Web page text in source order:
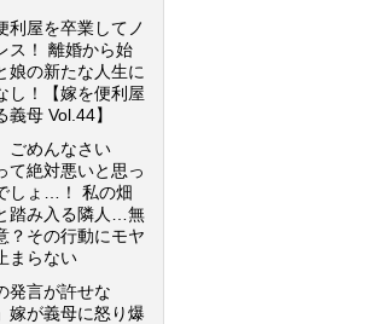
利屋を卒業してノ
ス！ 離婚から始
娘の新たな人生に
し！【嫁を便利屋
義母 Vol.44】
ごめんなさい
て絶対悪いと思っ
しょ…！ 私の畑
踏み入る隣人…無
？その行動にモヤ
まらない
発言が許せな
嫁が義母に怒り爆